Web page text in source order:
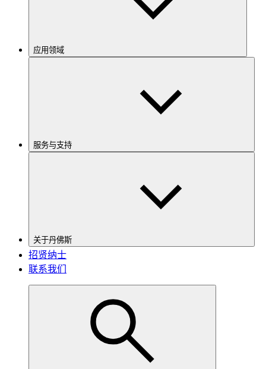
应用领域
服务与支持
关于丹佛斯
招贤纳士
联系我们